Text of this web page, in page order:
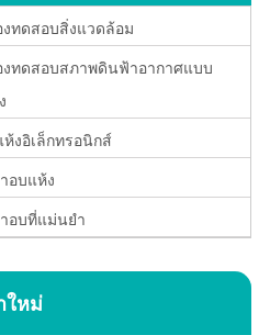
งทดสอบสิ่งแวดล้อม
งทดสอบสภาพดินฟ้าอากาศแบบ
ห้งอิเล็กทรอนิกส์
อบแห้ง
าอบที่แม่นยำ
ใหม่